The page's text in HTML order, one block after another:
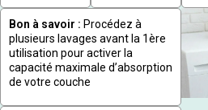
Bon à savoir : Procédez à
plusieurs lavages avant la 1ère
utilisation pour activer la
capacité maximale d’absorption
de votre couche